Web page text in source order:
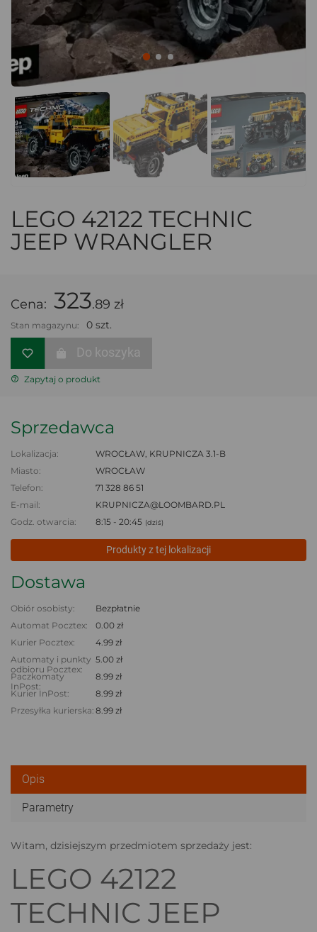
LEGO 42122 TECHNIC
JEEP WRANGLER
Cena: 323.89 zł
Stan magazynu: 0 szt.
Do koszyka
Zapytaj o produkt
Sprzedawca
Lokalizacja:
WROCŁAW, KRUPNICZA 3.1-B
Miasto:
WROCŁAW
Telefon:
71 328 86 51
E-mail:
KRUPNICZA@LOOMBARD.PL
Godz. otwarcia:
8:15 - 20:45 (dziś)
Produkty z tej lokalizacji
Dostawa
Obiór osobisty:
Bezpłatnie
Automat Pocztex:
0.00 zł
Kurier Pocztex:
4.99 zł
Automaty i punkty
odbioru Pocztex:
5.00 zł
Paczkomaty
InPost:
8.99 zł
Kurier InPost:
8.99 zł
Przesyłka kurierska: 8.99 zł
Opis
Parametry
Witam, dzisiejszym przedmiotem sprzedaży jest:
LEGO 42122
TECHNIC JEEP